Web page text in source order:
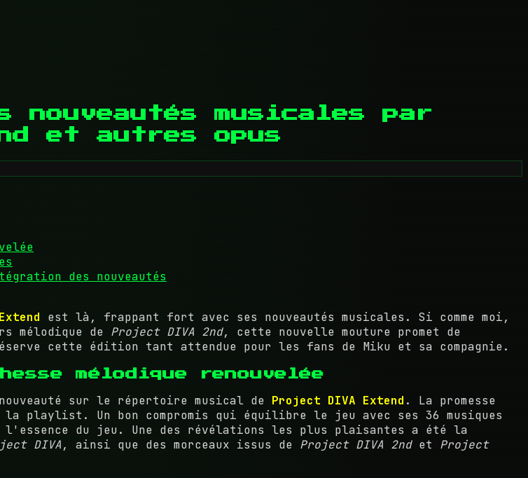
musicales par
et autres opus
des nouveautés
est là, frappant fort avec ses nouveautés musicales. Si comme moi,
mélodique de Project DIVA 2nd, cette nouvelle mouture promet de
cette édition tant attendue pour les fans de Miku et sa compagnie.
mélodique renouvelée
sur le répertoire musical de Project DIVA Extend . La promesse
playlist. Un bon compromis qui équilibre le jeu avec ses 36 musiques
du jeu. Une des révélations les plus plaisantes a été la
DIVA, ainsi que des morceaux issus de Project DIVA 2ndet Project